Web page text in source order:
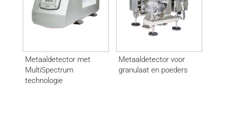
Metaaldetector met
MultiSpectrum
technologie
Metaaldetector voor
granulaat en poeders